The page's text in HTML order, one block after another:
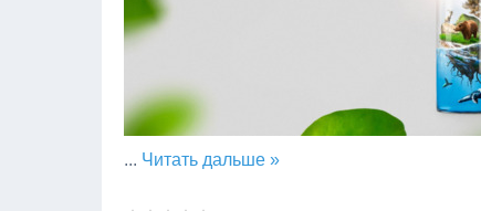
... Читать дальше »